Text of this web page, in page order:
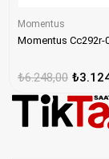
Momentus
Momentus Cc292r-
₺6.248,00